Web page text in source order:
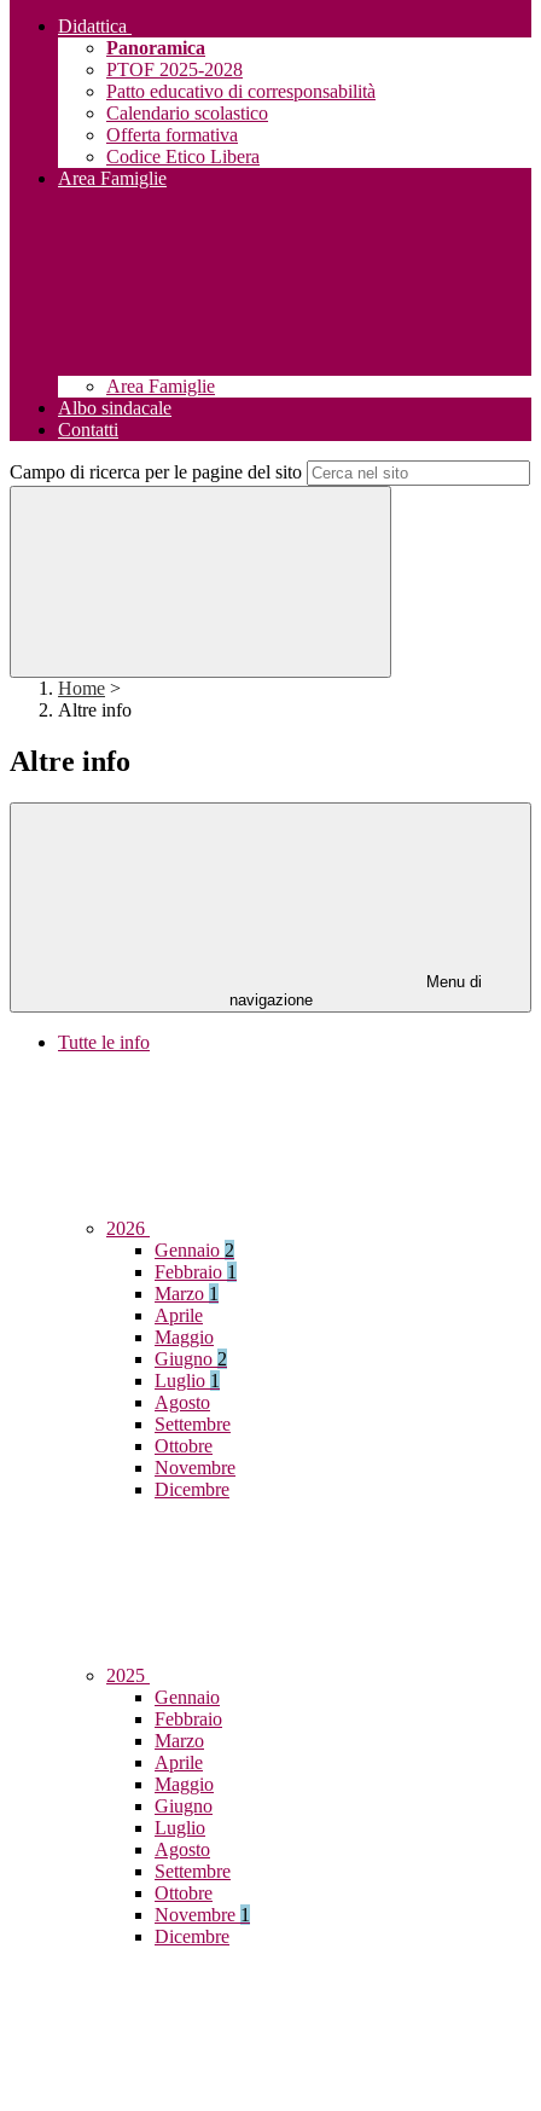
Didattica
Panoramica
PTOF 2025-2028
Patto educativo di corresponsabilità
Calendario scolastico
Offerta formativa
Codice Etico Libera
Area Famiglie
Area Famiglie
Albo sindacale
Contatti
Campo di ricerca per le pagine del sito
Home >
Altre info
Altre info
Menu di
navigazione
Tutte le info
2026
Gennaio 2
Febbraio 1
Marzo 1
Aprile
Maggio
Giugno 2
Luglio 1
Agosto
Settembre
Ottobre
Novembre
Dicembre
2025
Gennaio
Febbraio
Marzo
Aprile
Maggio
Giugno
Luglio
Agosto
Settembre
Ottobre
Novembre 1
Dicembre